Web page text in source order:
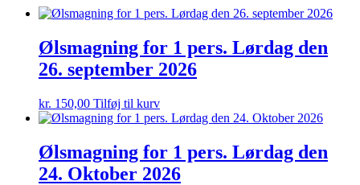
Ølsmagning for 1 pers. Lørdag den
26. september 2026
kr. 150,00 Tilføj til kurv
Ølsmagning for 1 pers. Lørdag den
24. Oktober 2026